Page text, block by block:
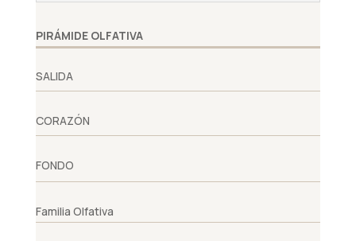
PIRÁMIDE OLFATIVA
SALIDA
CORAZÓN
FONDO
Familia Olfativa